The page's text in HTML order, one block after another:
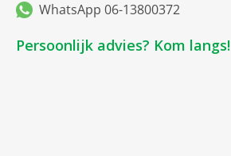
WhatsApp 06-13800372
Persoonlijk advies? Kom langs!